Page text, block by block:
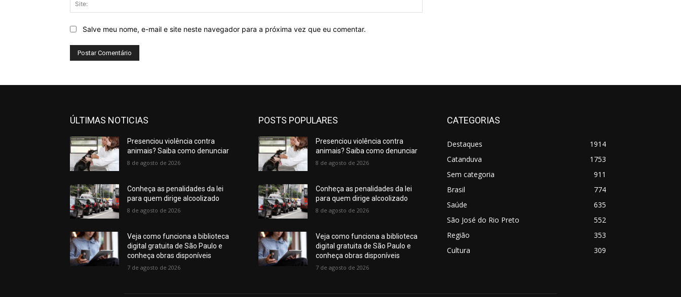
Salve meu nome, e-mail e site neste navegador para a próxima vez que eu comentar.
ÚLTIMAS NOTICIAS
Presenciou violência contra
animais? Saiba como denunciar
8 de agosto de 2026
Conheça as penalidades da lei
para quem dirige alcoolizado
8 de agosto de 2026
Veja como funciona a biblioteca
digital gratuita de São Paulo e
conheça obras disponíveis
7 de agosto de 2026
POSTS POPULARES
Presenciou violência contra
animais? Saiba como denunciar
8 de agosto de 2026
Conheça as penalidades da lei
para quem dirige alcoolizado
8 de agosto de 2026
Veja como funciona a biblioteca
digital gratuita de São Paulo e
conheça obras disponíveis
7 de agosto de 2026
CATEGORIAS
Destaques
1914
Catanduva
1753
Sem categoria
911
Brasil
774
Saúde
635
São José do Rio Preto
552
Região
353
Cultura
309